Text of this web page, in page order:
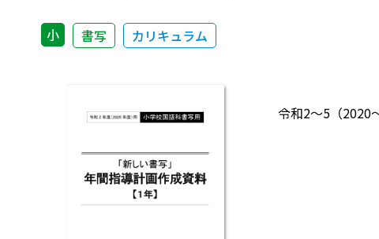
小 書写 カリキュラム
令和2～5（2020